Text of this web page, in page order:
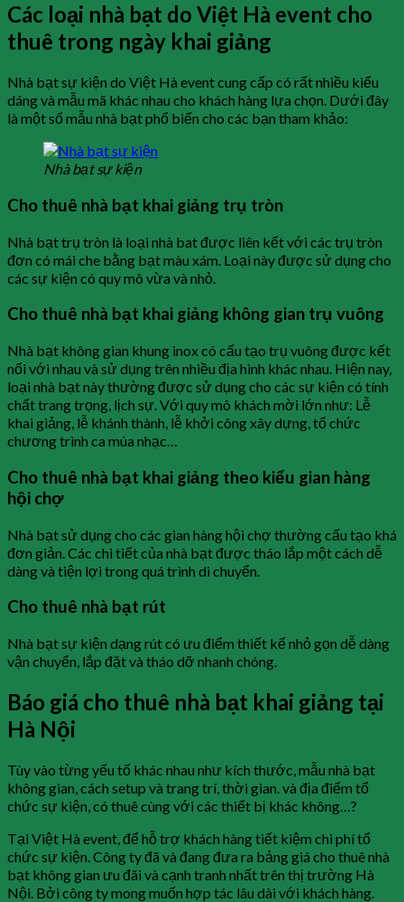
Các loại nhà bạt do Việt Hà event cho
thuê trong ngày khai giảng
Nhà bạt sự kiện do Việt Hà event cung cấp có rất nhiều kiểu
dáng và mẫu mã khác nhau cho khách hàng lựa chọn. Dưới đây
là một số mẫu nhà bạt phổ biến cho các bạn tham khảo:
Nhà bạt sự kiện
Cho thuê nhà bạt khai giảng trụ tròn
Nhà bạt trụ tròn là loại nhà bat được liên kết với các trụ tròn
đơn có mái che bằng bạt màu xám. Loại này được sử dụng cho
các sự kiện có quy mô vừa và nhỏ.
Cho thuê nhà bạt khai giảng không gian trụ vuông
Nhà bạt không gian khung inox có cấu tạo trụ vuông được kết
nối với nhau và sử dụng trên nhiều địa hình khác nhau. Hiện nay,
loại nhà bạt này thường được sử dụng cho các sự kiện có tính
chất trang trọng, lịch sự. Với quy mô khách mời lớn như: Lễ
khai giảng, lễ khánh thành, lễ khởi công xây dựng, tổ chức
chương trình ca múa nhạc…
Cho thuê nhà bạt khai giảng theo kiểu gian hàng
hội chợ
Nhà bạt sử dụng cho các gian hàng hội chợ thường cấu tạo khá
đơn giản. Các chi tiết của nhà bạt được tháo lắp một cách dễ
dàng và tiện lợi trong quá trình di chuyển.
Cho thuê nhà bạt rút
Nhà bạt sự kiện dạng rút có ưu điểm thiết kế nhỏ gọn dễ dàng
vận chuyển, lắp đặt và tháo dỡ nhanh chóng.
Báo giá cho thuê nhà bạt khai giảng tại
Hà Nội
Tùy vào từng yếu tố khác nhau như kích thước, mẫu nhà bạt
không gian, cách setup và trang trí, thời gian. và địa điểm tổ
chức sự kiện, có thuê cùng với các thiết bị khác không…?
Tại Việt Hà event, để hỗ trợ khách hàng tiết kiệm chi phí tổ
chức sự kiện. Công ty đã và đang đưa ra bảng giá cho thuê nhà
bạt không gian ưu đãi và cạnh tranh nhất trên thị trường Hà
Nội. Bởi công ty mong muốn hợp tác lâu dài với khách hàng.